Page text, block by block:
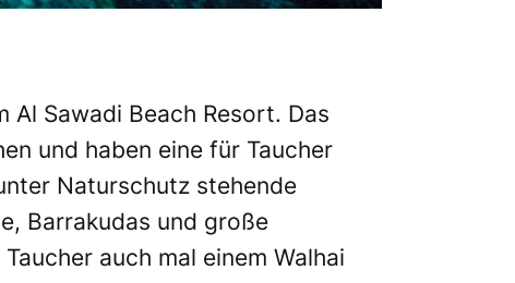
Al Sawadi Beach Resort. Das
und haben eine für Taucher
Naturschutz stehende
Barrakudas und große
auch mal einem Walhai